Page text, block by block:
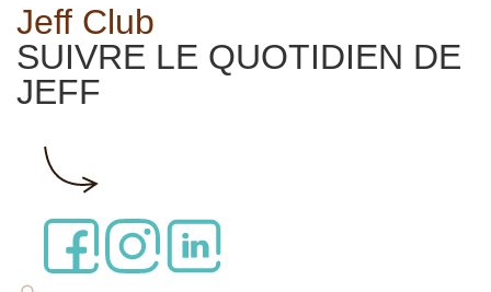
Jeff Club
SUIVRE LE QUOTIDIEN DE
JEFF